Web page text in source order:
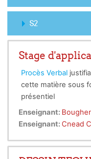
S2
Stage
Procès Verbal
cette matière sous
présentiel
Enseignant:
Enseignant: Cnead